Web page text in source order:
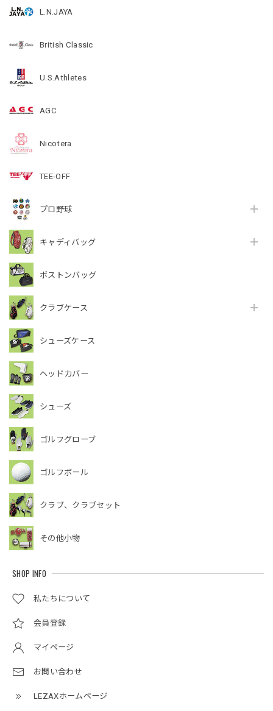
L.N.JAYA
British Classic
U.S.Athletes
AGC
Nicotera
TEE-OFF
プロ野球
キャディバッグ
ボストンバッグ
クラブケース
シューズケース
ヘッドカバー
シューズ
ゴルフグローブ
ゴルフボール
クラブ、クラブセット
その他小物
SHOP INFO
私たちについて
会員登録
マイページ
お問い合わせ
LEZAXホームページ